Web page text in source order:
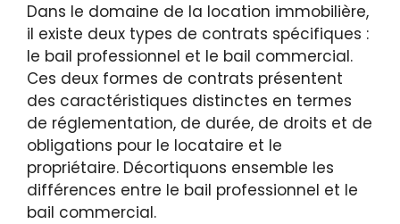
Dans le domaine de la location immobilière,
il existe deux types de contrats spécifiques :
le bail professionnel et le bail commercial.
Ces deux formes de contrats présentent
des caractéristiques distinctes en termes
de réglementation, de durée, de droits et de
obligations pour le locataire et le
propriétaire. Décortiquons ensemble les
différences entre le bail professionnel et le
bail commercial.